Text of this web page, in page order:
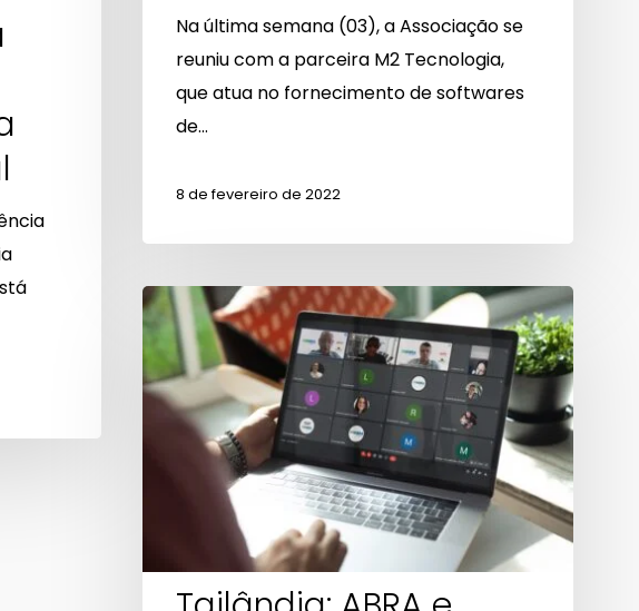
Na última semana (03), a Associação se
reuniu com a parceira M2 Tecnologia,
que atua no fornecimento de softwares
de…
8 de fevereiro de 2022
Tailândia:
ABRA
e
associados
alinham
exportação